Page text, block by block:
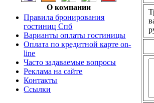
О компании
Правила бронирования
гостиниц Спб
Варианты оплаты гостиницы
Оплата по кредитной карте on-
line
Часто задаваемые вопросы
Реклама на сайте
Контакты
Ссылки